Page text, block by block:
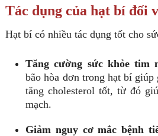
Tác dụng của hạt bí đối
Hạt bí có nhiều tác dụng tốt cho
Tăng cường sức khỏe tim
bão hòa đơn trong hạt bí giúp
tăng cholesterol tốt, từ đó
mạch.
Giảm nguy cơ mắc bệnh